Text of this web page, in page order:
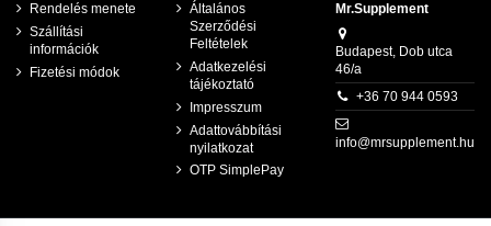
Rendelés menete
Szállítási
információk
Fizetési módok
Általános
Szerződési
Feltételek
Adatkezelési
tájékoztató
Impresszum
Adattovábbítási
nyilatkozat
OTP SimplePay
Mr.Supplement
Budapest, Dob utca
46/a
+36 70 944 0593
info@mrsupplement.hu